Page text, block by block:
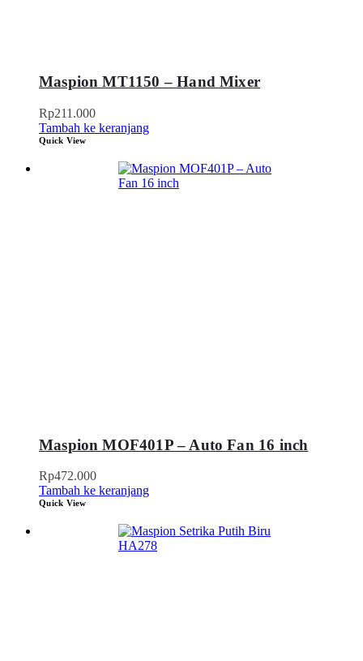
Maspion MT1150 – Hand Mixer
Rp211.000
Tambah ke keranjang
Quick View
Maspion MOF401P – Auto Fan 16 inch
Rp472.000
Tambah ke keranjang
Quick View